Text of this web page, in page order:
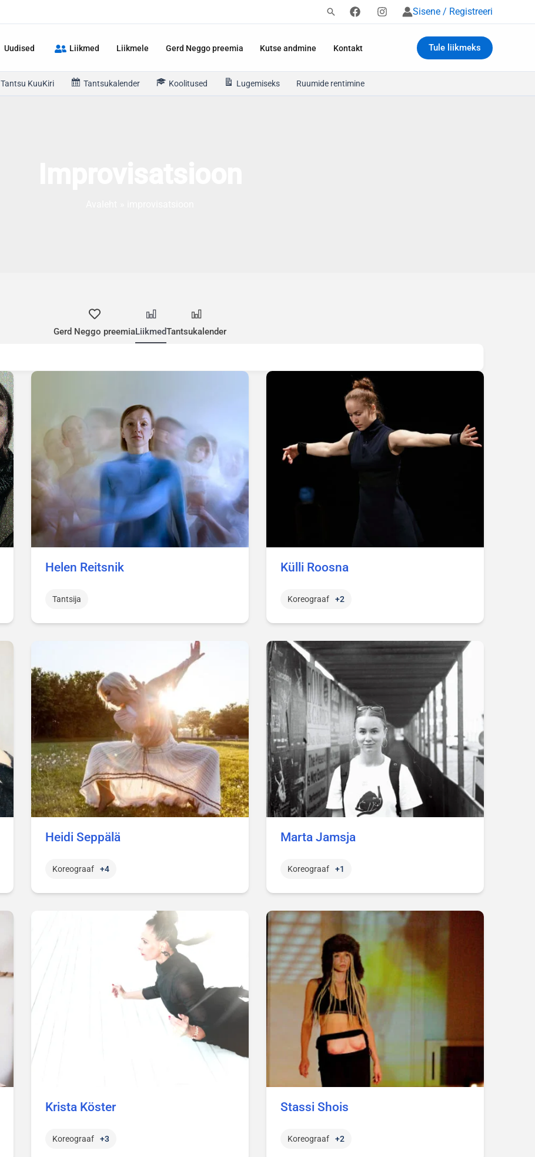
Sisene / Registreeri
Uudised Liikmed Liikmele Gerd Neggo preemia Kutse andmine Kontakt Tule liikmeks
Tantsu KuuKiri Tantsukalender Koolitused Lugemiseks Ruumide rentimine
Gerd Neggo preemiaLiikmedTantsukalender
Helen Reitsnik
Tantsija
Külli Roosna
Koreograaf +2
Heidi Seppälä
Koreograaf +4
Marta Jamsja
Koreograaf +1
Krista Köster
Koreograaf +3
Stassi Shois
Koreograaf +2